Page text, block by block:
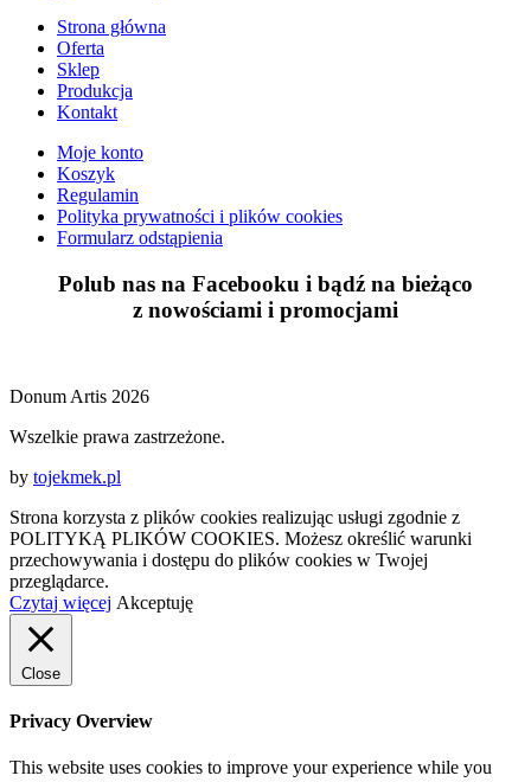
Strona główna
Oferta
Sklep
Produkcja
Kontakt
Moje konto
Koszyk
Regulamin
Polityka prywatności i plików cookies
Formularz odstąpienia
Polub nas na Facebooku i bądź na bieżąco
z nowościami i promocjami
Donum Artis 2026
Wszelkie prawa zastrzeżone.
by tojekmek.pl
Strona korzysta z plików cookies realizując usługi zgodnie z
POLITYKĄ PLIKÓW COOKIES. Możesz określić warunki
przechowywania i dostępu do plików cookies w Twojej
przeglądarce.
Czytaj więcej Akceptuję
Close
Privacy Overview
This website uses cookies to improve your experience while you